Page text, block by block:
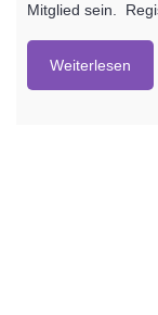
Mitglied sein.
Weiterlesen